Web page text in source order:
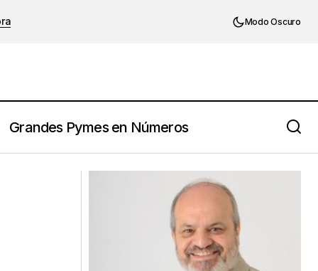
Modo Oscuro
Grandes Pymes en Números
Los 5 lobos que aúllan en tu mente y no
te permiten crecer